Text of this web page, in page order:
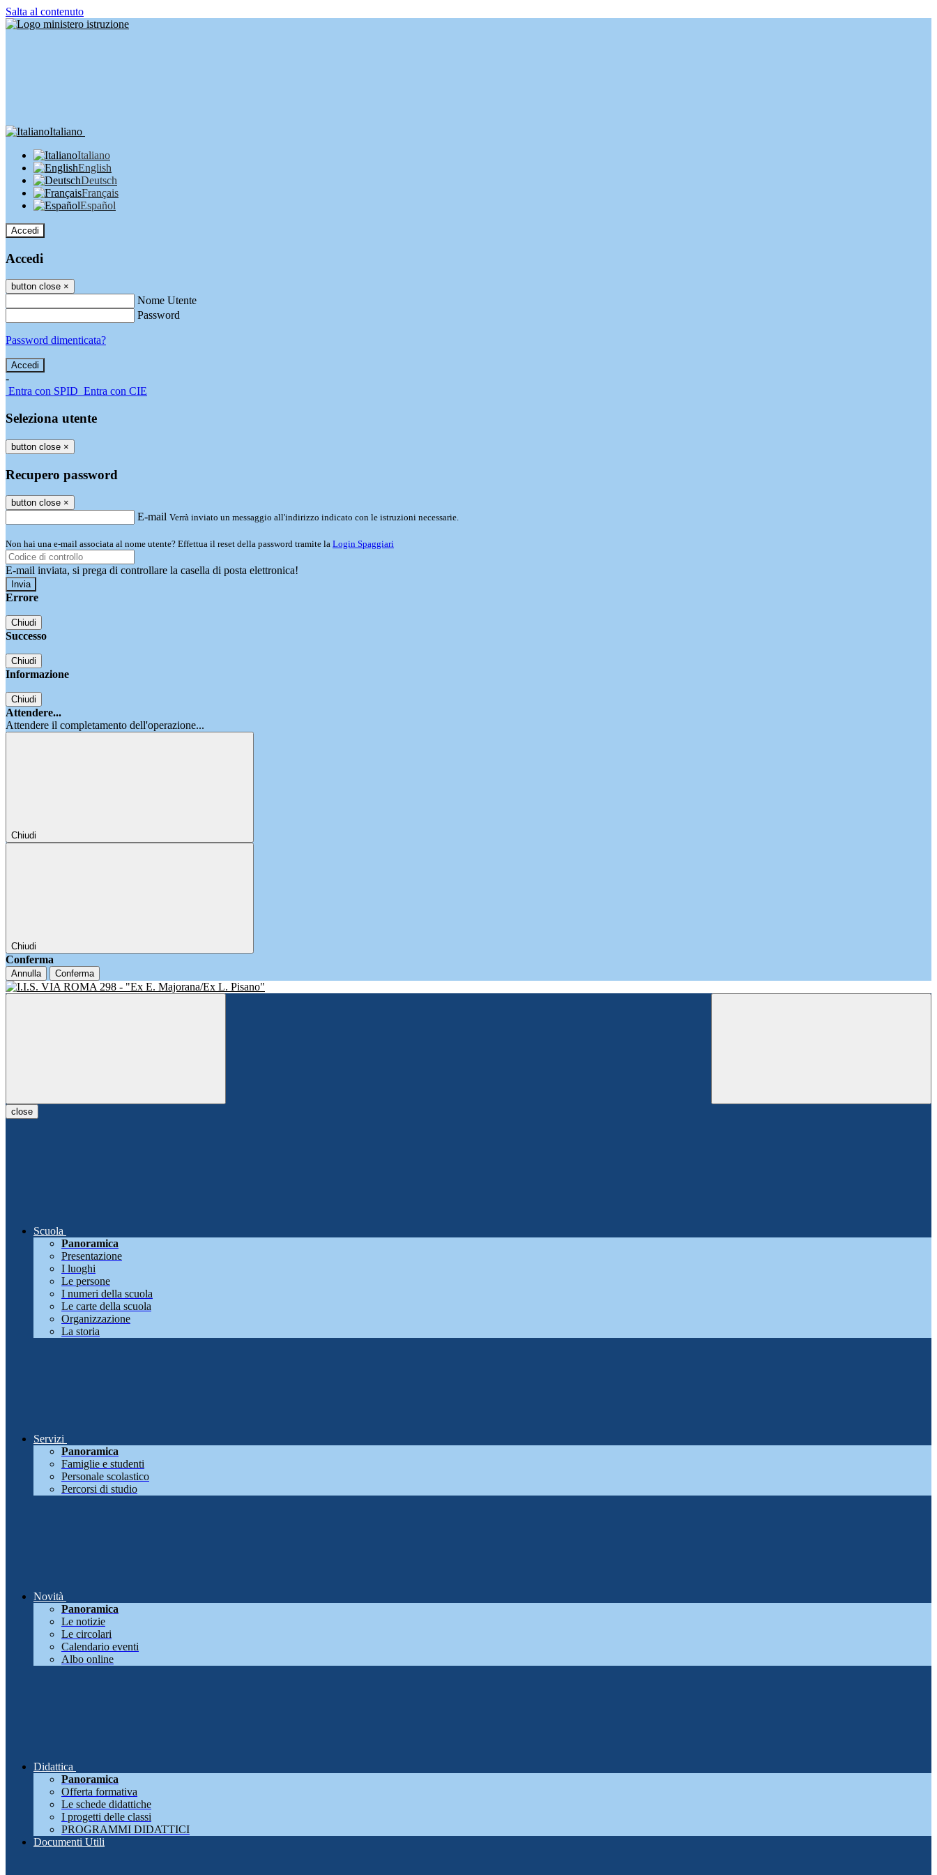
Salta al contenuto
Italiano
Italiano
English
Deutsch
Français
Español
Accedi
Accedi
button close ×
Nome Utente
Password
Password dimenticata?
-
Entra con SPID Entra con CIE
Seleziona utente
button close ×
Recupero password
button close ×
E-mail Verrà inviato un messaggio all'indirizzo indicato con le istruzioni necessarie.
Non hai una e-mail associata al nome utente? Effettua il reset della password tramite la Login Spaggiari
E-mail inviata, si prega di controllare la casella di posta elettronica!
Errore
Chiudi
Successo
Chiudi
Informazione
Chiudi
Attendere...
Attendere il completamento dell'operazione...
Chiudi
Chiudi
Conferma
Annulla Conferma
close
Scuola
Panoramica
Presentazione
I luoghi
Le persone
I numeri della scuola
Le carte della scuola
Organizzazione
La storia
Servizi
Panoramica
Famiglie e studenti
Personale scolastico
Percorsi di studio
Novità
Panoramica
Le notizie
Le circolari
Calendario eventi
Albo online
Didattica
Panoramica
Offerta formativa
Le schede didattiche
I progetti delle classi
PROGRAMMI DIDATTICI
Documenti Utili